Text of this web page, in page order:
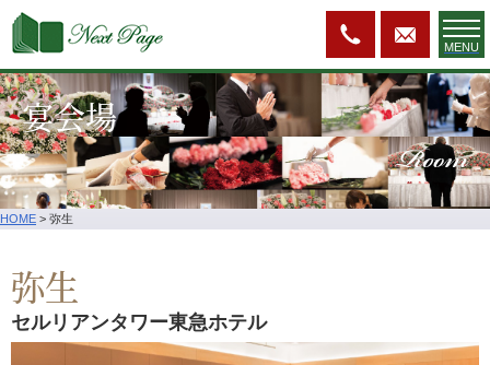
MENU
宴会場 Room
HOME > 弥生
弥生
セルリアンタワー東急ホテル